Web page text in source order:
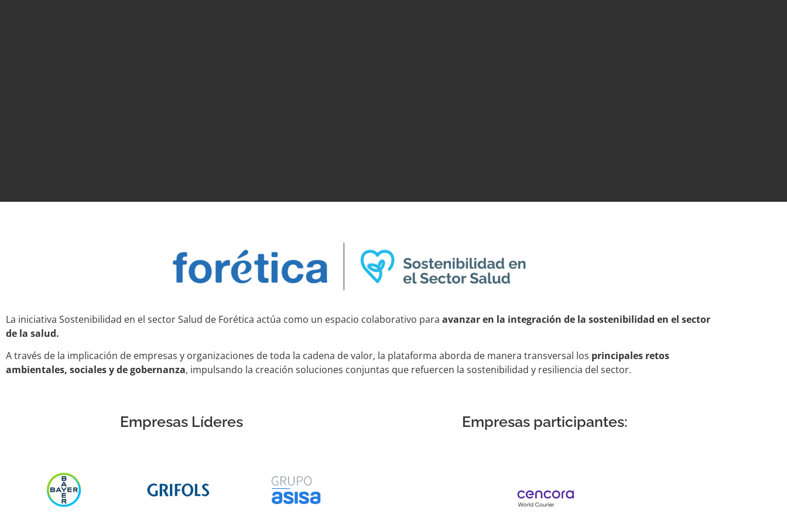
La iniciativa Sostenibilidad en el sector Salud de Forética actúa como un espacio colaborativo para avanzar en la integración de la sostenibilidad en el sector
de la salud.
A través de la implicación de empresas y organizaciones de toda la cadena de valor, la plataforma aborda de manera transversal los principales retos
ambientales, sociales y de gobernanza, impulsando la creación soluciones conjuntas que refuercen la sostenibilidad y resiliencia del sector.
Empresas Líderes Empresas participantes: